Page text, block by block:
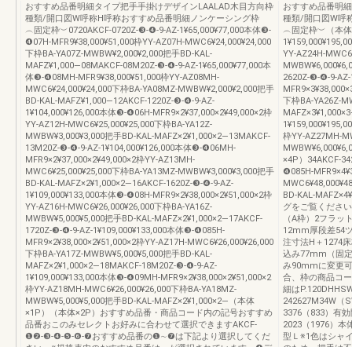
おすすめ品番明細タイプ把手手掛けデザインLAALAD木目方向枠
種類/開口図W呼称H呼称おすすめ品番明細ノンケーシング枠
︵固定枠︶0720AKCF-0720Z-❸-❹-9-AZ-1¥65,000¥77,000本体❸-
❹07H-MFR9¥38,000¥51,000枠YY-AZ07H-MWC6¥24,000¥24,000
下枠BA-YA07Z-MWBW¥2,000¥2,000把手BD-KAL-
MAFZ¥1,000―08MAKCF-08M20Z-❸-❹-9-AZ-1¥65,000¥77,000本
体❸-❹08MH-MFR9¥38,000¥51,000枠YY-AZ08MH-
MWC6¥24,000¥24,000下枠BA-YA08MZ-MWBW¥2,000¥2,000把手
BD-KAL-MAFZ¥1,000―12AKCF-1220Z-❸-❹-9-AZ-
1¥104,000¥126,000本体❸-❹06H-MFR9×2¥37,000×2¥49,000×2枠
YY-AZ12H-MWC6¥25,000¥25,000下枠BA-YA12Z-
MWBW¥3,000¥3,000把手BD-KAL-MAFZ×2¥1,000×2―13MAKCF-
13M20Z-❸-❹-9-AZ-1¥104,000¥126,000本体❸-❹06MH-
MFR9×2¥37,000×2¥49,000×2枠YY-AZ13MH-
MWC6¥25,000¥25,000下枠BA-YA13MZ-MWBW¥3,000¥3,000把手
BD-KAL-MAFZ×2¥1,000×2―16AKCF-1620Z-❸-❹-9-AZ-
1¥109,000¥133,000本体❸-❹08H-MFR9×2¥38,000×2¥51,000×2枠
YY-AZ16H-MWC6¥26,000¥26,000下枠BA-YA16Z-
MWBW¥5,000¥5,000把手BD-KAL-MAFZ×2¥1,000×2―17AKCF-
1720Z-❸-❹-9-AZ-1¥109,000¥133,000本体❸-❹085H-
MFR9×2¥38,000×2¥51,000×2枠YY-AZ17H-MWC6¥26,000¥26,000
下枠BA-YA17Z-MWBW¥5,000¥5,000把手BD-KAL-
MAFZ×2¥1,000×2―18MAKCF-18M20Z-❸-❹-9-AZ-
1¥109,000¥133,000本体❸-❹09MH-MFR9×2¥38,000×2¥51,000×2
枠YY-AZ18MH-MWC6¥26,000¥26,000下枠BA-YA18MZ-
MWBW¥5,000¥5,000把手BD-KAL-MAFZ×2¥1,000×2―（本体
×1P）（本体×2P）おすすめ品番・商品コード内の記号おすすめ
品番おこのみセレクトお好みに合わせて選択できますAKCF-
❶❷-❸-❹-❺-❻-❼おすすめ品番の❶∼❼は下記より選択してくだ
おすすめ品番明
種類/開口図W呼
︵固定枠︶（本
YY-AZ24H-
2620Z-❸-❹-9-
下枠BA-YA26Z-
枠YY-AZ27MH-
×4P）34AKCF-
❹085H-
BD-KAL-
グをご覧くださ
（A枠）2フラ
12mm厚段差54
注寸法H＋1274
込み77mm（固
み90mmに変更
合、枠の商品コ
細は
242627M34W（
3376（833）有
2023（1976）本
型Ｌ※1色はシャ